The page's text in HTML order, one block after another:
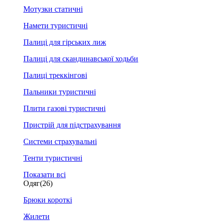
Мотузки статичні
Намети туристичні
Палиці для гірських лиж
Палиці для скандинавської ходьби
Палиці треккінгові
Пальники туристичні
Плити газові туристичні
Пристрій для підстрахування
Системи страхувальні
Тенти туристичні
Показати всі
Одяг(26)
Брюки короткі
Жилети